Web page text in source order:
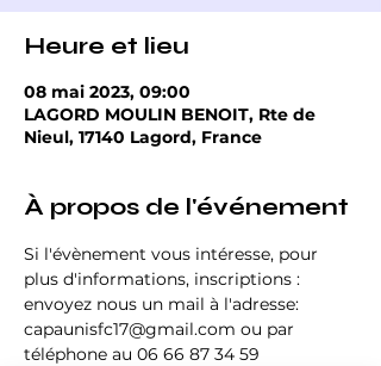
Heure et lieu
08 mai 2023, 09:00
LAGORD MOULIN BENOIT, Rte de
Nieul, 17140 Lagord, France
À propos de l'événement
Si l'évènement vous intéresse, pour
plus d'informations, inscriptions :
envoyez nous un mail à l'adresse:
capaunisfc17@gmail.com ou par
téléphone au 06 66 87 34 59